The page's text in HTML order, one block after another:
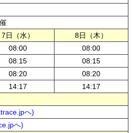
7日（水）
8日（木）
08:00
08:00
08:15
08:15
08:20
08:20
14:17
14:17
へ)
へ)